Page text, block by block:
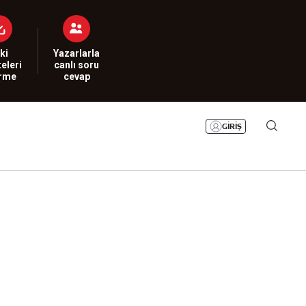
Yazarlarla
canlı soru
cevap
GİRİŞ
Namaz Vakitleri
Sesli Yayınlar